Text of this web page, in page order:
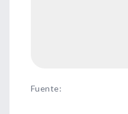
Fuente: